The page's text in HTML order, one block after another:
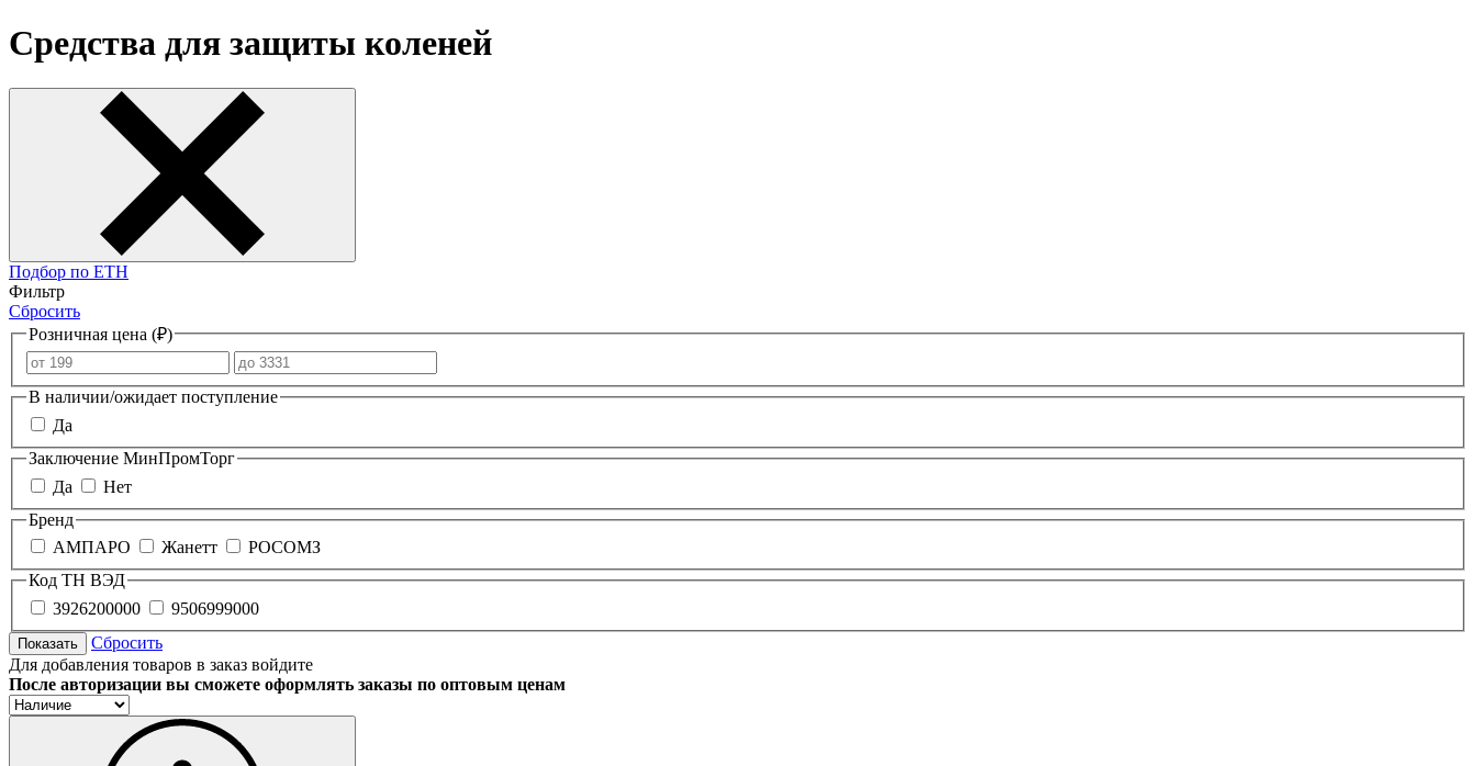
Средства для защиты коленей
Подбор по ЕТН
Фильтр
Сбросить
Розничная цена (₽)
В наличии/ожидает поступление
Да
Заключение МинПромТорг
Да
Нет
Бренд
АМПАРО
Жанетт
РОСОМЗ
Код ТН ВЭД
3926200000
9506999000
Показать
Сбросить
Для добавления товаров в заказ войдите
После авторизации вы сможете оформлять заказы по оптовым ценам